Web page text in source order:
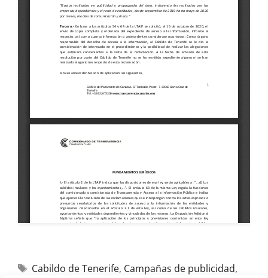
Cabildo de Tenerife, Campañas de publicidad,